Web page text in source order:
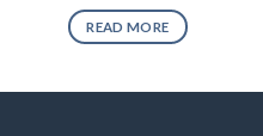
READ MORE